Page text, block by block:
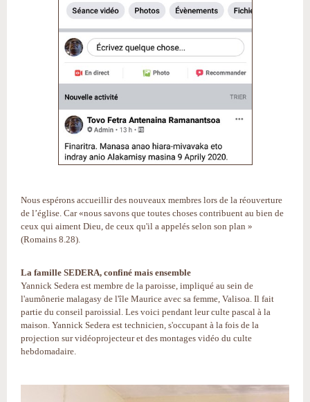
Nous espérons accueillir des nouveaux membres lors de la réouverture
de l’église. Car «nous savons que toutes choses contribuent au bien de
ceux qui aiment Dieu, de ceux qu'il a appelés selon son plan »
(Romains 8.28).
La famille SEDERA, confiné mais ensemble
Yannick Sedera est membre de la paroisse, impliqué au sein de
l'aumônerie malagasy de l'île Maurice avec sa femme, Valisoa. Il fait
partie du conseil paroissial. Les voici pendant leur culte pascal à la
maison. Yannick Sedera est technicien, s'occupant à la fois de la
projection sur vidéoprojecteur et des montages vidéo du culte
hebdomadaire.